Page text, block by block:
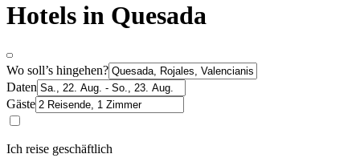
Hotels in Quesada
Wo soll’s hingehen?
Daten
Gäste
Ich reise geschäftlich